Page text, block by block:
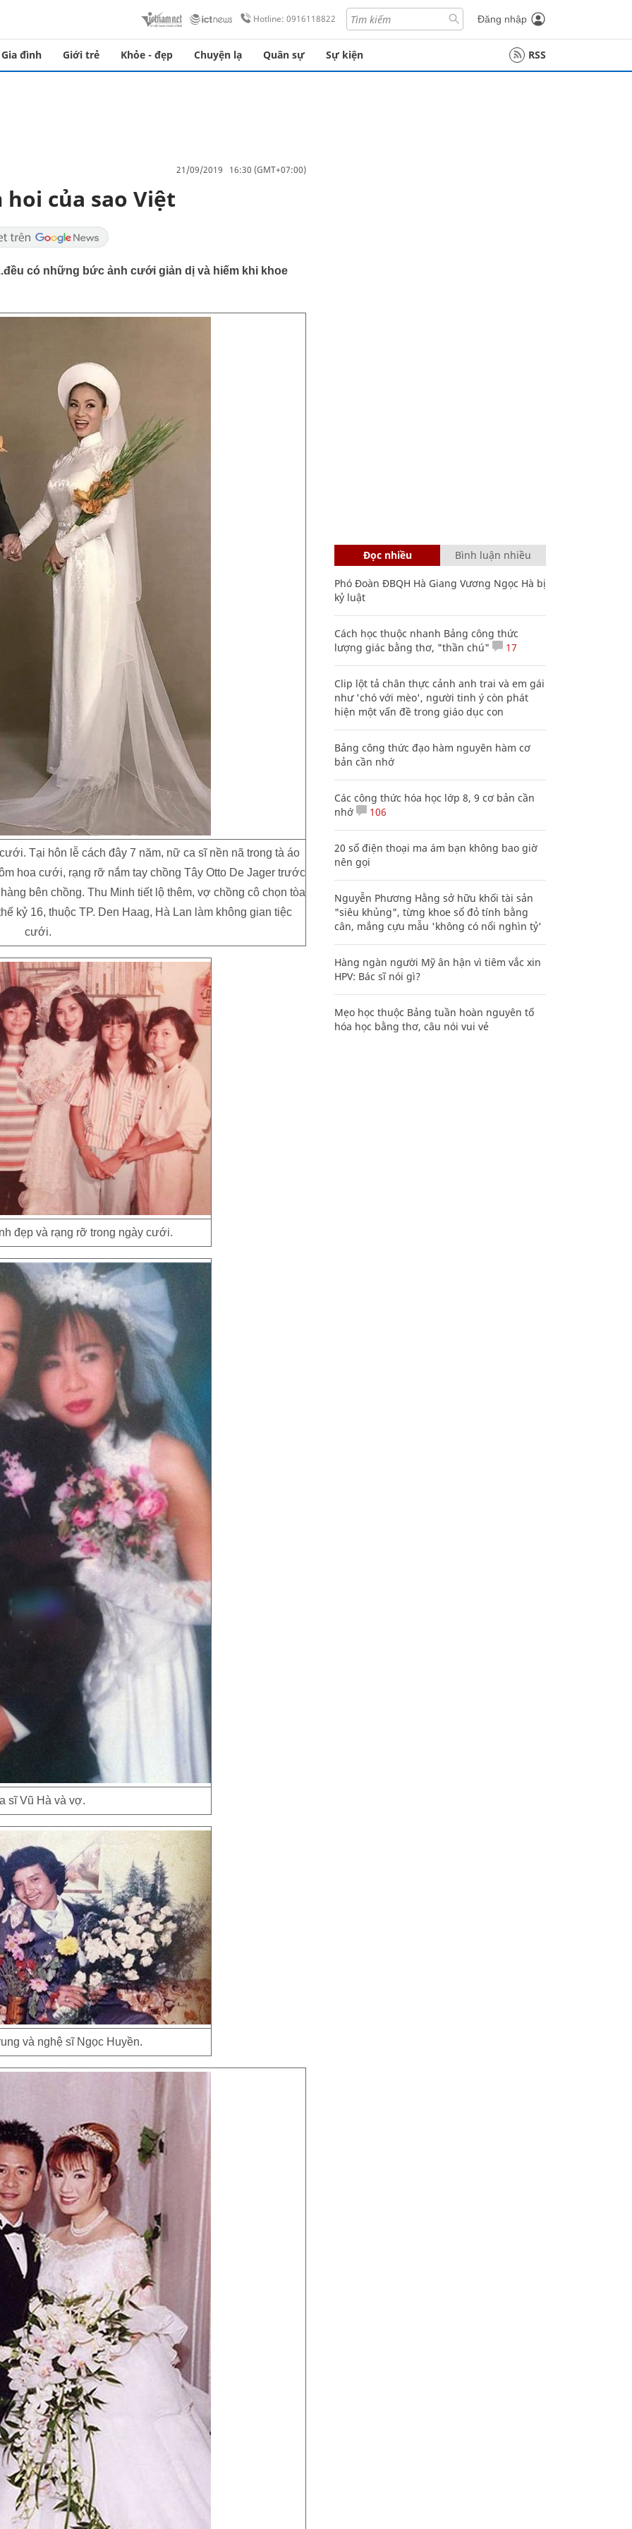
Hotline: 0916118822 Đăng nhập
Gia đình Giới trẻ Khỏe - đẹp Chuyện lạ Quân sự Sự kiện RSS
21/09/2019 16:30 (GMT+07:00)
của sao Việt
có những bức ảnh cưới giản dị và hiếm khi khoe
Tại hôn lễ cách đây 7 năm, nữ ca sĩ nền nã trong tà áo
hoa cưới, rạng rỡ nắm tay chồng Tây Otto De Jager trước
bên chồng. Thu Minh tiết lộ thêm, vợ chồng cô chọn tòa
kỷ 16, thuộc TP. Den Haag, Hà Lan làm không gian tiệc
cưới.
đẹp và rạng rỡ trong ngày cưới.
sĩ Vũ Hà và vợ.
và nghệ sĩ Ngọc Huyền.
Đọc nhiều Bình luận nhiều
Phó Đoàn ĐBQH Hà Giang Vương Ngọc Hà bị
kỷ luật
Cách học thuộc nhanh Bảng công thức
lượng giác bằng thơ, "thần chú"
17
Clip lột tả chân thực cảnh anh trai và em gái
như 'chó với mèo', người tinh ý còn phát
hiện một vấn đề trong giáo dục con
Bảng công thức đạo hàm nguyên hàm cơ
bản cần nhớ
Các công thức hóa học lớp 8, 9 cơ bản cần
nhớ
106
20 số điện thoại ma ám bạn không bao giờ
nên gọi
Nguyễn Phương Hằng sở hữu khối tài sản
"siêu khủng", từng khoe sổ đỏ tính bằng
cân, mắng cựu mẫu 'không có nổi nghìn tỷ'
Hàng ngàn người Mỹ ân hận vì tiêm vắc xin
HPV: Bác sĩ nói gì?
Mẹo học thuộc Bảng tuần hoàn nguyên tố
hóa học bằng thơ, câu nói vui vẻ